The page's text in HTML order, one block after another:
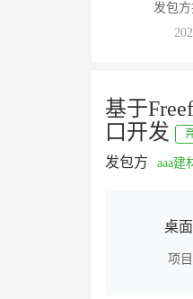
发包
基于
口开发
发包方 aaa建
桌
项